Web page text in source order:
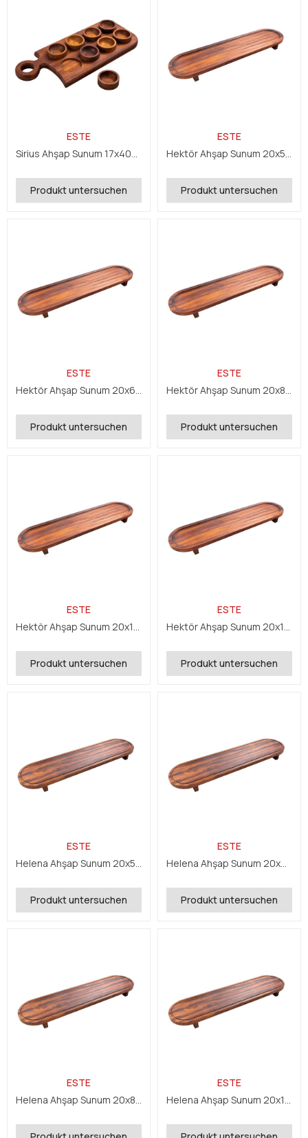
ESTE
Sirius Ahşap Sunum 17x40x2,4 cm
Produkt untersuchen
ESTE
Hektör Ahşap Sunum 20x50x5 cm
Produkt untersuchen
ESTE
Hektör Ahşap Sunum 20x60x5 cm
Produkt untersuchen
ESTE
Hektör Ahşap Sunum 20x80x5 cm
Produkt untersuchen
ESTE
Hektör Ahşap Sunum 20x100x5 cm
Produkt untersuchen
ESTE
Hektör Ahşap Sunum 20x150x5 cm
Produkt untersuchen
ESTE
Helena Ahşap Sunum 20x50x5 cm
Produkt untersuchen
ESTE
Helena Ahşap Sunum 20x60x5 cm
Produkt untersuchen
ESTE
Helena Ahşap Sunum 20x80x5 cm
ESTE
Helena Ahşap Sunum 20x100x5 cm